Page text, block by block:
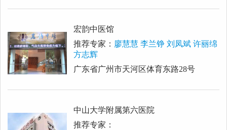
宏韵中医馆
推荐专家： 廖慧慧 李兰铮 刘凤斌 许丽绵
方志辉
广东省广州市天河区体育东路28号
中山大学附属第六医院
推荐专家：